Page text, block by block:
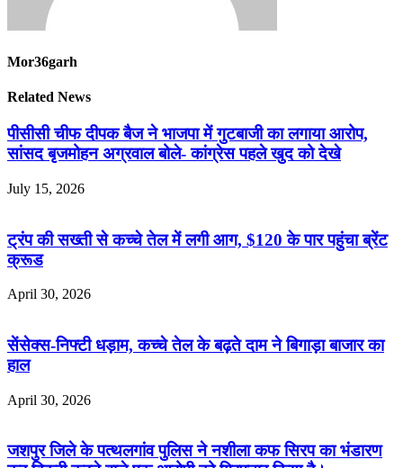
Mor36garh
Related News
पीसीसी चीफ दीपक बैज ने भाजपा में गुटबाजी का लगाया आरोप,
सांसद बृजमोहन अग्रवाल बोले- कांग्रेस पहले खुद को देखे
July 15, 2026
ट्रंप की सख्ती से कच्चे तेल में लगी आग, $120 के पार पहुंचा ब्रेंट
क्रूड
April 30, 2026
सेंसेक्स-निफ्टी धड़ाम, कच्चे तेल के बढ़ते दाम ने बिगाड़ा बाजार का
हाल
April 30, 2026
जशपुर जिले के पत्थलगांव पुलिस ने नशीला कफ सिरप का भंडारण